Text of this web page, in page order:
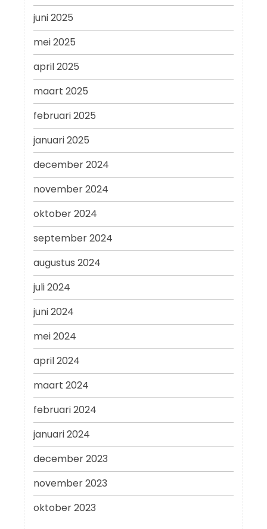
juni 2025
mei 2025
april 2025
maart 2025
februari 2025
januari 2025
december 2024
november 2024
oktober 2024
september 2024
augustus 2024
juli 2024
juni 2024
mei 2024
april 2024
maart 2024
februari 2024
januari 2024
december 2023
november 2023
oktober 2023